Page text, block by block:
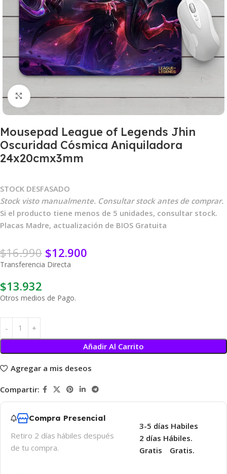
Clic para ampliar
Mousepad League of Legends Jhin
Oscuridad Cósmica Aniquiladora
24x20cmx3mm
STOCK DESFASADO
Stock visto manualmente. Consultar stock antes de comprar.
Si el producto tiene menos de 5 unidades, consultar stock.
Placas Madre, actualización de BIOS Gratuita
$16.990 $12.900
Transferencia Directa
$13.932
Otros medios de Pago.
Añadir Al Carrito
Agregar a mis deseos
Compartir:
Compra Presencial
Retiro 2 días hábiles después
de tu compra.
3-5 días Habiles
2 días Hábiles.
Gratis
Gratis.